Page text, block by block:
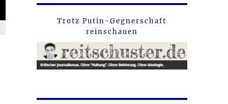
Trotz Putin-Gegnerschaft
reinschauen